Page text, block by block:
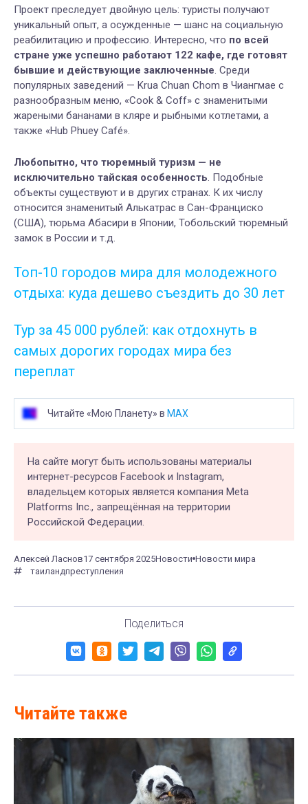
Проект преследует двойную цель: туристы получают
уникальный опыт, а осужденные — шанс на социальную
реабилитацию и профессию. Интересно, что по всей
стране уже успешно работают 122 кафе, где готовят
бывшие и действующие заключенные. Среди
популярных заведений — Krua Chuan Chom в Чиангмае с
разнообразным меню, «Cook & Coff» с знаменитыми
жареными бананами в кляре и рыбными котлетами, а
также «Hub Phuey Café».
Любопытно, что тюремный туризм — не
исключительно тайская особенность. Подобные
объекты существуют и в других странах. К их числу
относится знаменитый Алькатрас в Сан-Франциско
(США), тюрьма Абасири в Японии, Тобольский тюремный
замок в России и т.д.
Топ-10 городов мира для молодежного
отдыха: куда дешево съездить до 30 лет
Тур за 45 000 рублей: как отдохнуть в
самых дорогих городах мира без
переплат
Читайте «Мою Планету» в MAX
На сайте могут быть использованы материалы
интернет-ресурсов Facebook и Instagram,
владельцем которых является компания Meta
Platforms Inc., запрещённая на территории
Российской Федерации.
Алексей Ласнов17 сентября 2025Новости Новости мира
таиландпреступления
Поделиться
Читайте также